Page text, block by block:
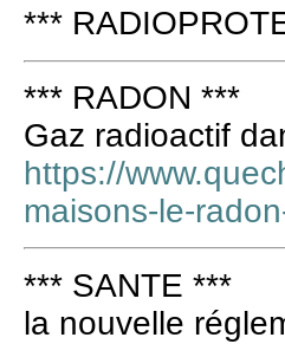
***
*** RADON ***
Gaz radioactif
https://
maisons-le-
*** SANTE ***
la nouvelle